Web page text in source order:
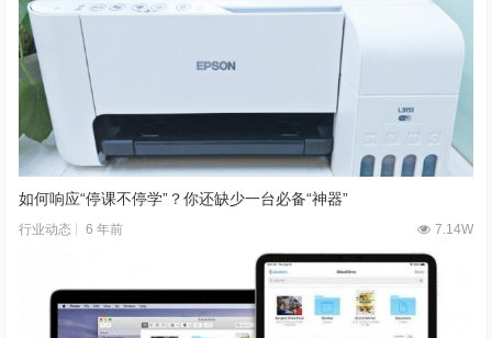
如何响应“停课不停学”？你还缺少一台必备“神器”
行业动态 6 年前 7.14W